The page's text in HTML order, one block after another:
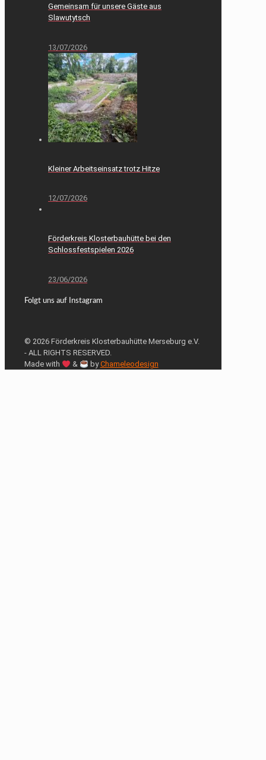
Gemeinsam für unsere Gäste aus
Slawutytsch
13/07/2026
Kleiner Arbeitseinsatz trotz Hitze
12/07/2026
Förderkreis Klosterbauhütte bei den
Schlossfestspielen 2026
23/06/2026
Folgt uns auf Instagram
© 2026 Förderkreis Klosterbauhütte Merseburg e.V.
- ALL RIGHTS RESERVED.
Made with
& byChameleodesign